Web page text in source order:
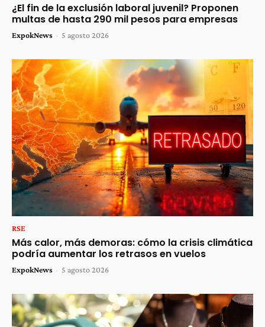
¿El fin de la exclusión laboral juvenil? Proponen
multas de hasta 290 mil pesos para empresas
ExpokNews - 5 agosto 2026
RSE
Más calor, más demoras: cómo la crisis climática
podría aumentar los retrasos en vuelos
ExpokNews - 5 agosto 2026